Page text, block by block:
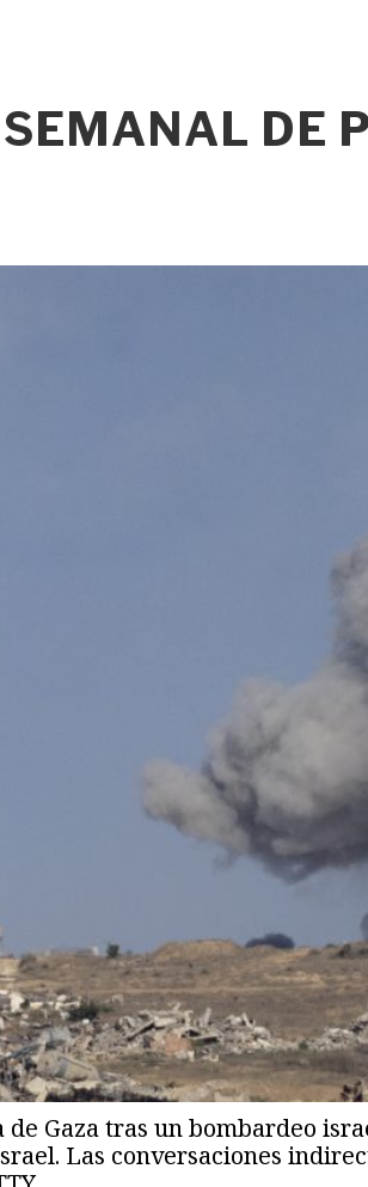
DE
Gaza tras un bombardeo
Las conversaciones